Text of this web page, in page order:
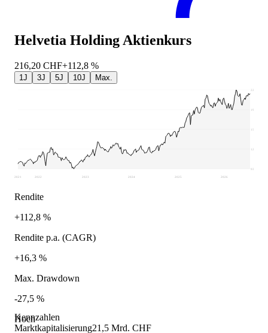
Kennzahlen
Marktkapitalisierung21,5 Mrd. CHF
Helvetia Holding Aktienkurs
216,20 CHF+112,8 %
1J 3J 5J 10J Max.
93,35
125,61
157,87
190,14
222,4
2021 2022 2023 2024 2025 2026
Rendite
+112,8 %
Rendite p.a. (CAGR)
+16,3 %
Max. Drawdown
-27,5 %
Hoch